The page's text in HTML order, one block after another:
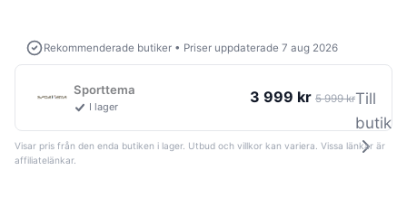
Rekommenderade butiker • Priser uppdaterade 7 aug 2026
Sporttema
I lager
3 999 kr 5 999 krTill
butik
Visar pris från den enda butiken i lager. Utbud och villkor kan variera. Vissa länkar är
affiliatelänkar.